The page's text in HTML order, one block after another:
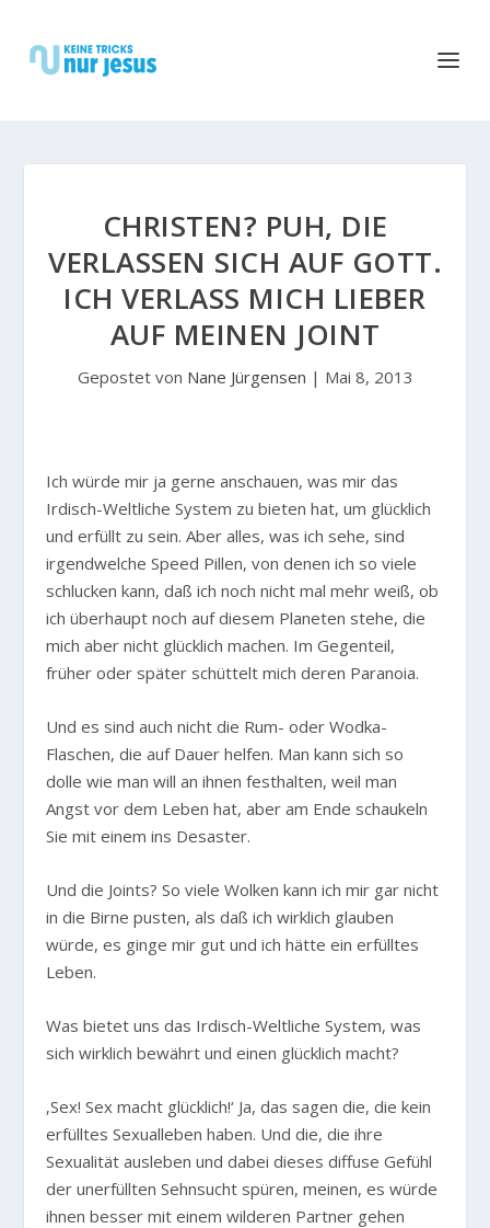
CHRISTEN? PUH, DIE
VERLASSEN SICH AUF GOTT.
ICH VERLASS MICH LIEBER
AUF MEINEN JOINT
Gepostet von Nane Jürgensen | Mai 8, 2013
Ich würde mir ja gerne anschauen, was mir das
Irdisch-Weltliche System zu bieten hat, um glücklich
und erfüllt zu sein. Aber alles, was ich sehe, sind
irgendwelche Speed Pillen, von denen ich so viele
schlucken kann, daß ich noch nicht mal mehr weiß, ob
ich überhaupt noch auf diesem Planeten stehe, die
mich aber nicht glücklich machen. Im Gegenteil,
früher oder später schüttelt mich deren Paranoia.
Und es sind auch nicht die Rum- oder Wodka-
Flaschen, die auf Dauer helfen. Man kann sich so
dolle wie man will an ihnen festhalten, weil man
Angst vor dem Leben hat, aber am Ende schaukeln
Sie mit einem ins Desaster.
Und die Joints? So viele Wolken kann ich mir gar nicht
in die Birne pusten, als daß ich wirklich glauben
würde, es ginge mir gut und ich hätte ein erfülltes
Leben.
Was bietet uns das Irdisch-Weltliche System, was
sich wirklich bewährt und einen glücklich macht?
‚Sex! Sex macht glücklich!‘ Ja, das sagen die, die kein
erfülltes Sexualleben haben. Und die, die ihre
Sexualität ausleben und dabei dieses diffuse Gefühl
der unerfüllten Sehnsucht spüren, meinen, es würde
ihnen besser mit einem wilderen Partner gehen